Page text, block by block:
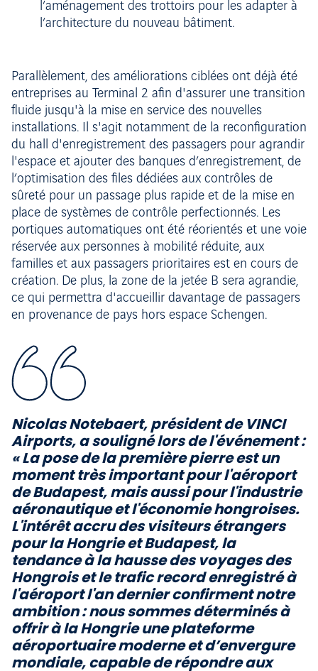
l’aménagement des trottoirs pour les adapter à
l’architecture du nouveau bâtiment.
Parallèlement, des améliorations ciblées ont déjà été
entreprises au Terminal 2 afin d'assurer une transition
fluide jusqu'à la mise en service des nouvelles
installations. Il s'agit notamment de la reconfiguration
du hall d'enregistrement des passagers pour agrandir
l'espace et ajouter des banques d’enregistrement, de
l’optimisation des files dédiées aux contrôles de
sûreté pour un passage plus rapide et de la mise en
place de systèmes de contrôle perfectionnés. Les
portiques automatiques ont été réorientés et une voie
réservée aux personnes à mobilité réduite, aux
familles et aux passagers prioritaires est en cours de
création. De plus, la zone de la jetée B sera agrandie,
ce qui permettra d'accueillir davantage de passagers
en provenance de pays hors espace Schengen.
Nicolas Notebaert, président de VINCI
Airports, a souligné lors de l'événement :
« La pose de la première pierre est un
moment très important pour l'aéroport
de Budapest, mais aussi pour l'industrie
aéronautique et l'économie hongroises.
L'intérêt accru des visiteurs étrangers
pour la Hongrie et Budapest, la
tendance à la hausse des voyages des
Hongrois et le trafic record enregistré à
l'aéroport l'an dernier confirment notre
ambition : nous sommes déterminés à
offrir à la Hongrie une plateforme
aéroportuaire moderne et d’envergure
mondiale, capable de répondre aux